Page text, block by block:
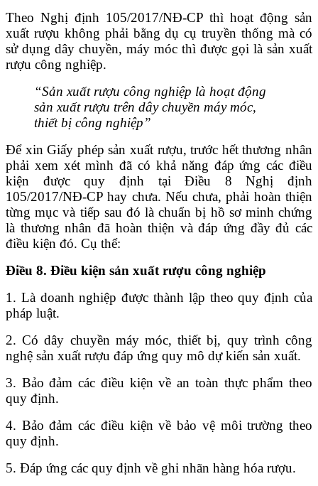
Theo Nghị định 105/2017/NĐ-CP thì hoạt động sản
xuất rượu không phải bằng dụ cụ truyền thống mà có
sử dụng dây chuyền, máy móc thì được gọi là sản xuất
rượu công nghiệp.
“Sản xuất rượu công nghiệp là hoạt động
sản xuất rượu trên dây chuyền máy móc,
thiếtbị công nghiệp”
Để xin Giấy phép sản xuất rượu, trước hết thương nhân
phải xem xét mình đã có khả năng đáp ứng các điều
kiện được quy định tại Điều 8 Nghị định
105/2017/NĐ-CP hay chưa. Nếu chưa, phải hoàn thiện
từng mục và tiếp sau đó là chuẩn bị hồ sơ minh chứng
là thương nhân đã hoàn thiện và đáp ứng đầy đủ các
điều kiện đó. Cụ thể:
Điều 8. Điều kiện sản xuất rượu công nghiệp
1. Là doanh nghiệp được thành lập theo quy định của
pháp luật.
2. Có dây chuyền máy móc, thiết bị, quy trình công
nghệ sản xuất rượu đáp ứng quy mô dự kiến sản xuất.
3. Bảo đảm các điều kiện về an toàn thực phẩm theo
quy định.
4. Bảo đảm các điều kiện về bảo vệ môi trường theo
quy định.
5. Đáp ứng các quy định về ghi nhãn hàng hóa rượu.